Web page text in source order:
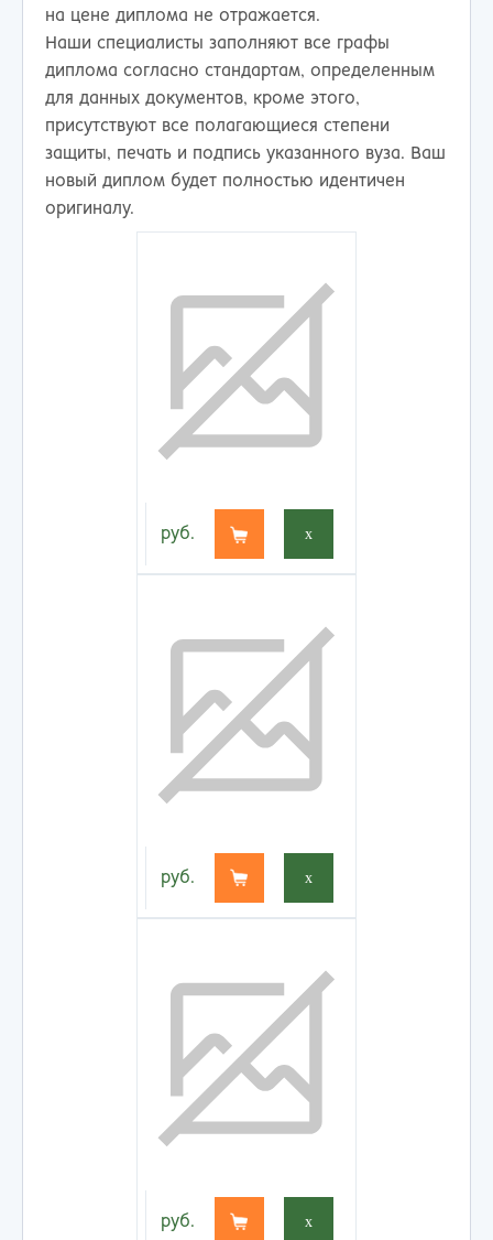
на цене диплома не отражается.
Наши специалисты заполняют все графы
диплома согласно стандартам, определенным
для данных документов, кроме этого,
присутствуют все полагающиеся степени
защиты, печать и подпись указанного вуза. Ваш
новый диплом будет полностью идентичен
оригиналу.
руб. x
руб. x
руб. x